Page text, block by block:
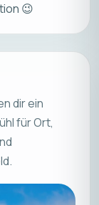
😉
dir ein
für Ort,